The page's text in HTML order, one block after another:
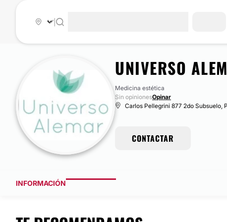
UNIVERSO
Medicina estética
Sin opinionesOpinar
Carlos Pellegrini 877 2do Subsuelo,
CONTACTAR
INFORMACIÓN